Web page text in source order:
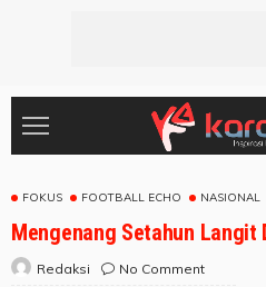
FOKUS FOOTBALL ECHO NASIONAL
Mengenang Setahun Langit
Redaksi
No Comment